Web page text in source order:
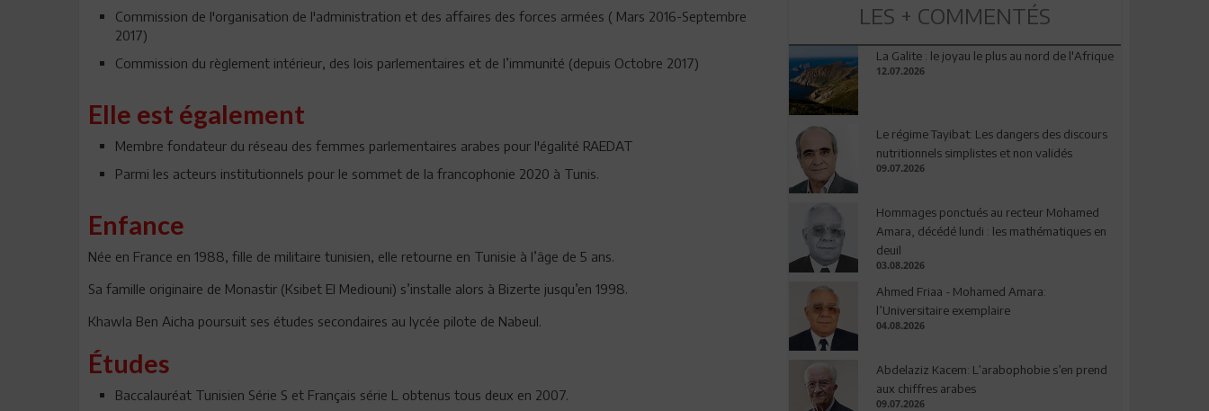
Commission de l'organisation de l'administration et des affaires des forces armées ( Mars 2016-Septembre
2017)
Commission du règlement intérieur, des lois parlementaires et de l’immunité (depuis Octobre 2017)
Elle est également
Membre fondateur du réseau des femmes parlementaires arabes pour l'égalité RAEDAT
Parmi les acteurs institutionnels pour le sommet de la francophonie 2020 à Tunis.
Enfance
Née en France en 1988, fille de militaire tunisien, elle retourne en Tunisie à l’âge de 5 ans.
Sa famille originaire de Monastir (Ksibet El Mediouni) s’installe alors à Bizerte jusqu’en 1998.
Khawla Ben Aicha poursuit ses études secondaires au lycée pilote de Nabeul.
Études
Baccalauréat Tunisien Série S et Français série L obtenus tous deux en 2007.
LES + COMMENTÉS
La Galite : le joyau le plus au nord de l'Afrique
12.07.2026
Le régime Tayibat: Les dangers des discours
nutritionnels simplistes et non validés
09.07.2026
Hommages ponctués au recteur Mohamed
Amara, décédé lundi : les mathématiques en
deuil
03.08.2026
Ahmed Friaa - Mohamed Amara:
l’Universitaire exemplaire
04.08.2026
Abdelaziz Kacem: L’arabophobie s’en prend
aux chiffres arabes
09.07.2026